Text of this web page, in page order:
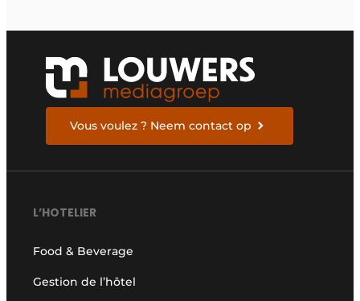
Vous voulez ? Neem contact op
L’HOTELIER
Food & Beverage
Gestion de l’hôtel